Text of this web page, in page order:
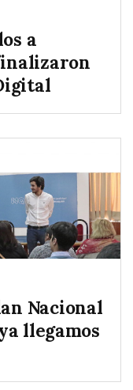
a
Nacional
llegamos